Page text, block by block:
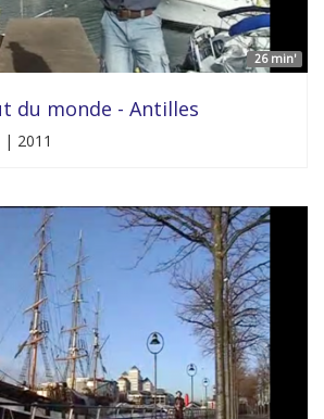
26 min'
du monde - Antilles
2011